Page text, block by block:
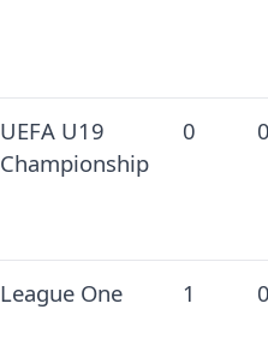
UEFA U19
Championship
0
League One 1